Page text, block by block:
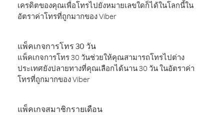
เครดิตของคุณเพื่อโทรไปยังหมายเลขใดก็ได้ในโลกนี้ใน
อัตราค่าโทรที่ถูกมากของ Viber
แพ็คเกจการโทร 30 วัน
แพ็คเกจการโทร 30 วันช่วยให้คุณสามารถโทรไปต่าง
ประเทศยังปลายทางที่คุณเลือกได้นาน 30 วัน ในอัตราค่า
โทรที่ถูกมากของ Viber
แพ็คเกจสมาชิกรายเดือน